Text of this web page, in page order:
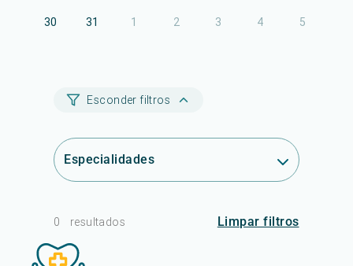
30 31 1 2 3 4 5
Esconder filtros
Especialidades
0 resultados Limpar filtros